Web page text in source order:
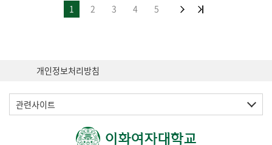
1 2 3 4 5
개인정보처리방침
관련사이트